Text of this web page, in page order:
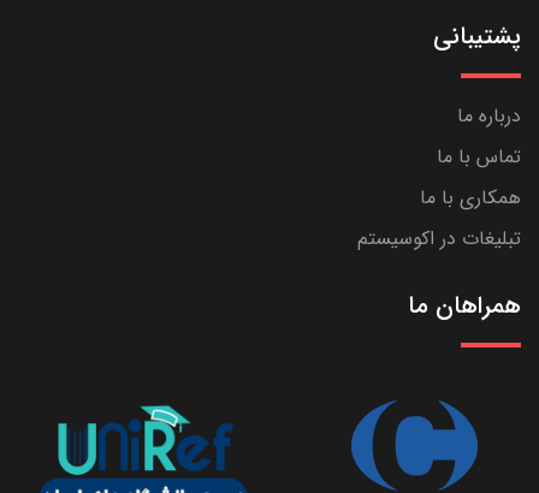
پشتیبانی
درباره ما
تماس با ما
همکاری با ما
تبلیغات در اکوسیستم
همراهان ما